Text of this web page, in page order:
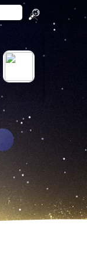
索